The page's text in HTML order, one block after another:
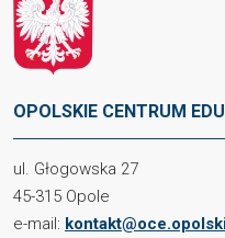
OPOLSKIE CENTRUM
ul. Głogowska 27
45-315 Opole
e-mail: